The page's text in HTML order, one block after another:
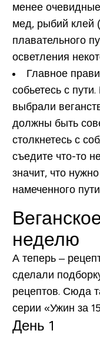
менее
мед, рыбий клей
плавательного
осветления
Главное
собьетесь с
выбрали
должны быть
столкнетесь с
съедите что-то
значит, что
намеченного
неделю
А теперь –
сделали
рецептов. Сюда
серии «Ужин за
День 1